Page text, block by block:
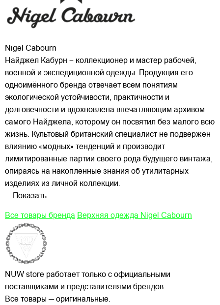
Nigel Cabourn
Найджел Кабурн – коллекционер и мастер рабочей,
военной и экспедиционной одежды. Продукция его
одноимённого бренда отвечает всем понятиям
экологической устойчивости, практичности и
долговечности и вдохновлена впечатляющим архивом
самого Найджела, которому он посвятил без малого всю
жизнь. Культовый британский специалист не подвержен
влиянию «модных» тенденций и производит
лимитированные партии своего рода будущего винтажа,
опираясь на накопленные знания об утилитарных
изделиях из личной коллекции.
... Показать
Все товары бренда Верхняя одежда Nigel Cabourn
NUW store работает только с официальными
поставщиками и представителями брендов.
Все товары — оригинальные.